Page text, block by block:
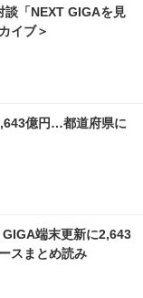
談「NEXT GIGAを見
イブ＞
億円…都道府県に
端末更新に2,643
スまとめ読み